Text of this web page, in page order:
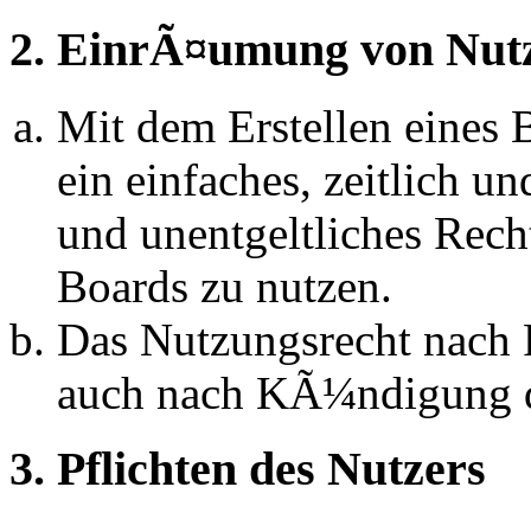
2. EinrÃ¤umung von
Mit dem Erstellen eines
ein einfaches, zeitlich
und unentgeltliches
Boards zu nutzen.
Das Nutzungsrecht
auch nach KÃ¼ndigung
3. Pflichten des Nutzers